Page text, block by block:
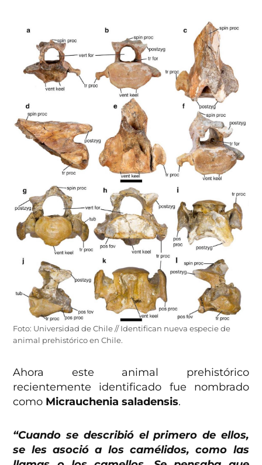
Foto: Universidad de Chile // Identifican nueva especie de
animal prehistórico en Chile.
Ahora este animal prehistórico
recientemente identificado fue nombrado
como Micrauchenia saladensis.
“Cuando se describió el primero de ellos,
se les asoció a los camélidos, como las